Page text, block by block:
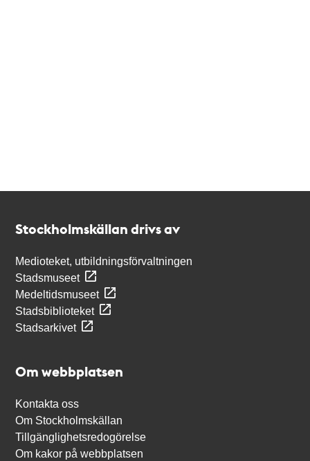
Stockholmskällan drivs av
Medioteket, utbildningsförvaltningen
Stadsmuseet
Medeltidsmuseet
Stadsbiblioteket
Stadsarkivet
Om webbplatsen
Kontakta oss
Om Stockholmskällan
Tillgänglighetsredogörelse
Om kakor på webbplatsen